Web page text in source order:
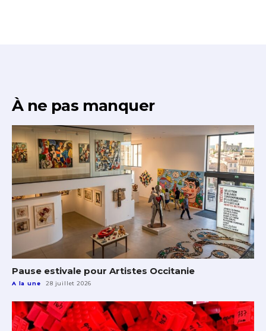
À ne pas manquer
Pause estivale pour Artistes Occitanie
A la une 28 juillet 2026